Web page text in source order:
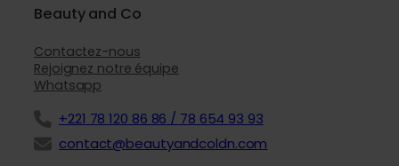
Beauty and Co
Contactez-nous
Rejoignez notre équipe
Whatsapp
+221 78 120 86 86 / 78 654 93 93
contact@beautyandcoldn.com